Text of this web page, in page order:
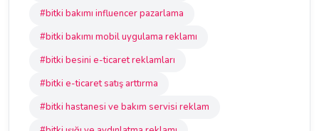
#bitki bakımı influencer pazarlama
#bitki bakımı mobil uygulama reklamı
#bitki besini e-ticaret reklamları
#bitki e-ticaret satış arttırma
#bitki hastanesi ve bakım servisi reklam